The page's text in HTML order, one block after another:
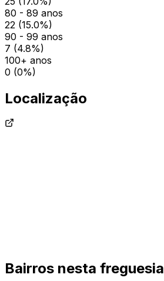
80 - 89 anos
22 (15.0%)
90 - 99 anos
7 (4.8%)
100+ anos
0 (0%)
Localização
Bairros nesta freguesia